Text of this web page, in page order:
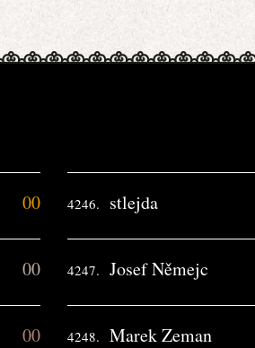
00
00
00
4246. stlejda
4247. Josef Němejc
4248. Marek Zeman